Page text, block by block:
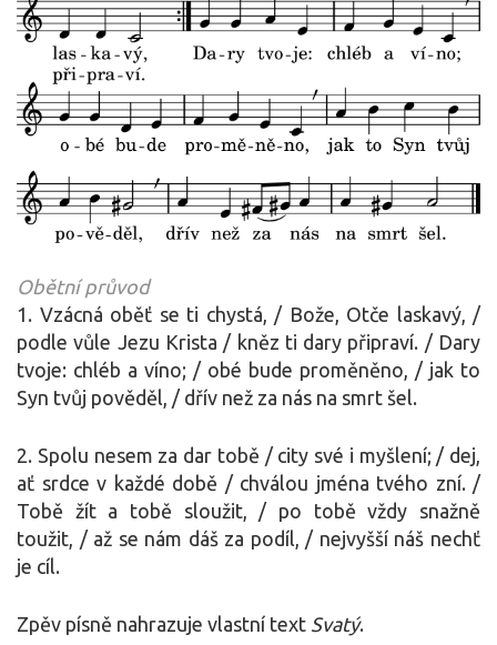
Obětní průvod
1. Vzácná oběť se ti chystá, / Bože, Otče laskavý, /
podle vůle Jezu Krista / kněz ti dary připraví. / Dary
tvoje: chléb a víno; / obé bude proměněno, / jak to
Syn tvůj pověděl, / dřív než za nás na smrt šel.
2. Spolu nesem za dar tobě / city své i myšlení; / dej,
ať srdce v každé době / chválou jména tvého zní. /
Tobě žít a tobě sloužit, / po tobě vždy snažně
toužit, / až se nám dáš za podíl, / nejvyšší náš nechť
je cíl.
Zpěv písně nahrazuje vlastní text Svatý.